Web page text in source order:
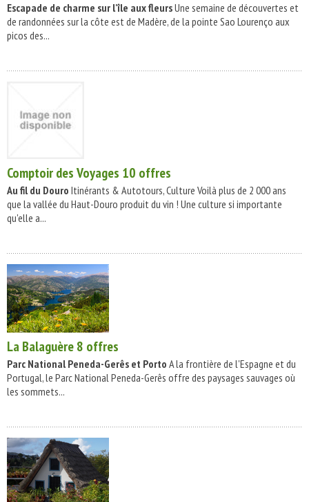
Escapade de charme sur l'île aux fleursUne semaine de découvertes et
de randonnées sur la côte est de Madère, de la pointe Sao Lourenço aux
picos des...
Comptoir des Voyages 10 offres
Au fil du Douro Itinérants & Autotours, Culture Voilà plus de 2 000 ans
que la vallée du Haut-Douro produit du vin ! Une culture si importante
qu'elle a...
La Balaguère8 offres
Parc National Peneda-Gerês et Porto A la frontière de l'Espagne et du
Portugal, le Parc National Peneda-Gerês offre des paysages sauvages où
les sommets...